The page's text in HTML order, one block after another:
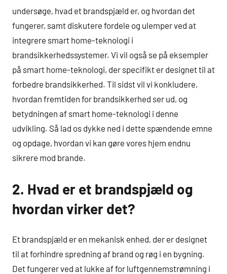
undersøge, hvad et brandspjæld er, og hvordan det
fungerer, samt diskutere fordele og ulemper ved at
integrere smart home-teknologi i
brandsikkerhedssystemer. Vi vil også se på eksempler
på smart home-teknologi, der specifikt er designet til at
forbedre brandsikkerhed. Til sidst vil vi konkludere,
hvordan fremtiden for brandsikkerhed ser ud, og
betydningen af smart home-teknologi i denne
udvikling. Så lad os dykke ned i dette spændende emne
og opdage, hvordan vi kan gøre vores hjem endnu
sikrere mod brande.
2. Hvad er et brandspjæld og
hvordan virker det?
Et brandspjæld er en mekanisk enhed, der er designet
til at forhindre spredning af brand og røg i en bygning.
Det fungerer ved at lukke af for luftgennemstrømning i